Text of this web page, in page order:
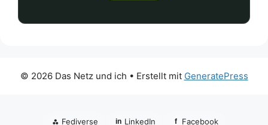
© 2026 Das Netz und ich • Erstellt mit GeneratePress
⁂ Fediverse in LinkedIn f Facebook